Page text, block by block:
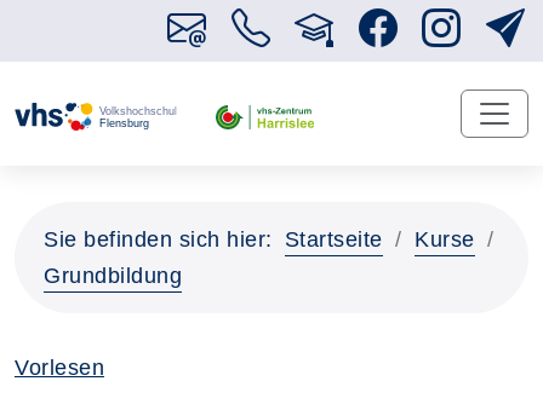
Sie befinden sich hier: Startseite
Kurse
Grundbildung
Vorlesen